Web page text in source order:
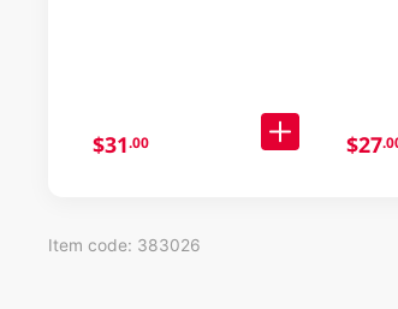
$31.00 $27
Item code: 383026